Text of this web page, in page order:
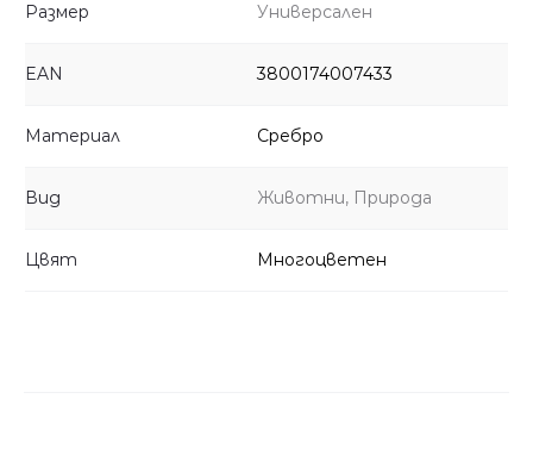
Размер Универсален
EAN 3800174007433
Материал Сребро
Вид Животни, Природа
Цвят Многоцветен